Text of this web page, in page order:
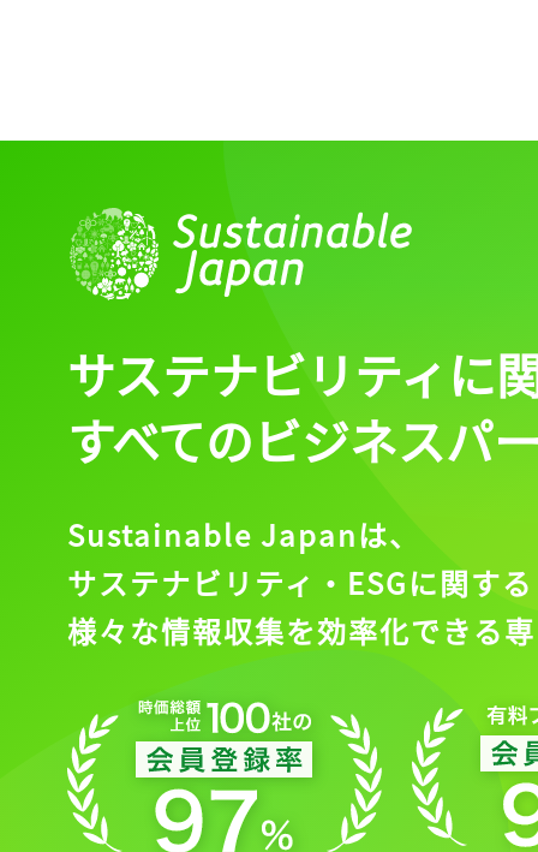
会員登録
サステナビリティに
すべてのビジネスパ
Sustainable Japanは、
サステナビリティ・ESGに関する
様々な情報収集を効率化できる